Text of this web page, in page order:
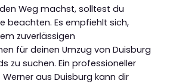
Weg machst, solltest du
beachten. Es empfiehlt sich,
zuverlässigen
für deinen Umzug von Duisburg
zu suchen. Ein professioneller
aus Duisburg kann dir